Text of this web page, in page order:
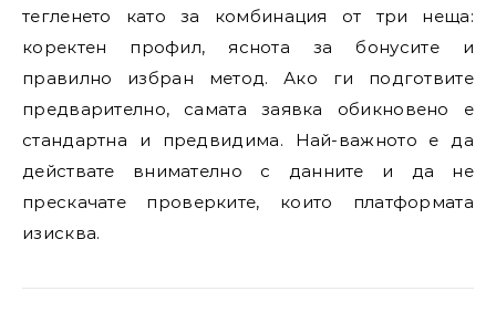
тегленето като за комбинация от три неща:
коректен профил, яснота за бонусите и
правилно избран метод. Ако ги подготвите
предварително, самата заявка обикновено е
стандартна и предвидима. Най-важното е да
действате внимателно с данните и да не
прескачате проверките, които платформата
изисква.